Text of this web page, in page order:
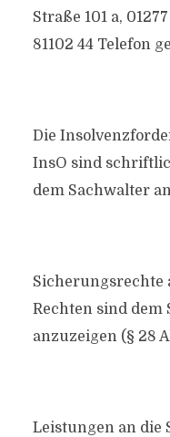
Straße 101 a,
81102 44 Telefon
Die
InsO sind
dem Sachwalter
Sicherungsrechte
Rechten sind
anzuzeigen (§ 28
Leistungen an die